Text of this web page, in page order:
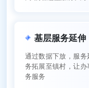
基层服务延伸
通过数据下放，服
务拓展至镇村，让
务服务